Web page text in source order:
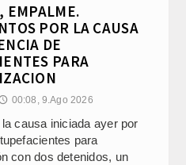
EMPALME.
POR LA CAUSA
DE
PARA
00:08, 9.Ago 2026
causa iniciada ayer por
para
con dos detenidos, un